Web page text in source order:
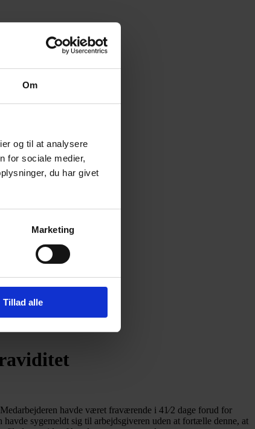
Om
og til at analysere
for sociale medier,
du har givet
Marketing
Tillad alle
havde været fraværende i 41⁄2 dage forud for
havde sygemeldt sig til arbejdsgiveren uden at fortælle denne, at